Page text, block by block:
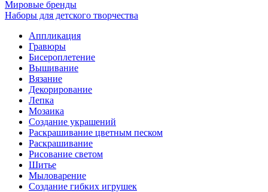
Мировые бренды
Наборы для детского творчества
Аппликация
Гравюры
Бисероплетение
Вышивание
Вязание
Декорирование
Лепка
Мозаика
Создание украшений
Раскрашивание цветным песком
Раскрашивание
Рисование светом
Шитье
Мыловарение
Создание гибких игрушек